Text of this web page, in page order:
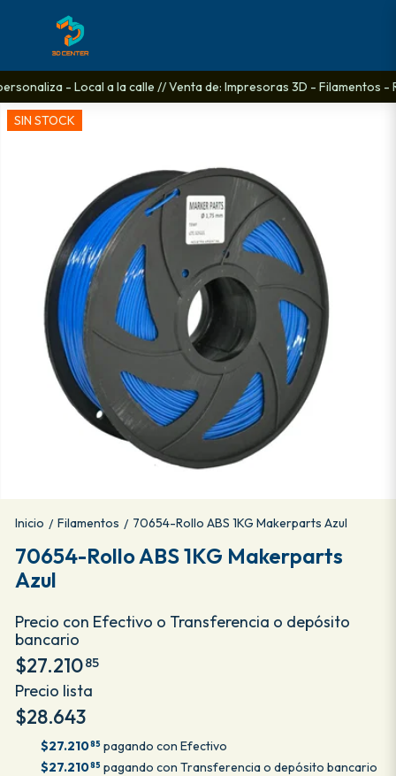
- Local a la calle // Venta de: Impresoras 3D - Filamentos -
SIN STOCK
Inicio / Filamentos / 70654-Rollo ABS 1KG Makerparts Azul
70654-Rollo ABS 1KG Makerparts
Azul
Precio con Efectivo o Transferencia o depósito
bancario
$27.21085
Precio lista
$28.643
$27.21085 pagando con Efectivo
$27.21085 pagando con Transferencia o depósito bancario